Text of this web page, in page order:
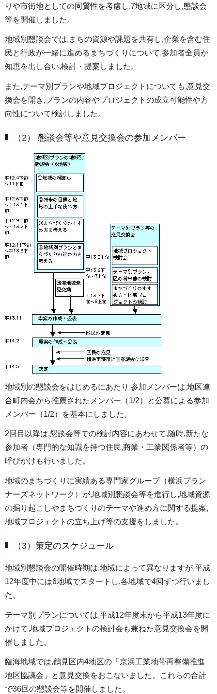
りや市街地としての同質性を考慮し,7地域に区分し,懇談会
等を開催しました。
地域別懇談会では,まちの資源や課題を共有し,企業を含む住
民と行政が一緒に進めるまちづくりについて,参加者全員が
知恵を出し合い,検討・提案しました。
また,テーマ別プランや地域プロジェクトについても,意見交
換会を開き,プランの内容やプロジェクトの成立可能性や方
向性について検討しました。
（2） 懇談会等や意見交換会の参加メンバー
地域別の懇談会をはじめるにあたり,参加メンバーは,地区連
合町内会から推薦されたメンバー（1/2）と公募による参加
メンバー（1/2）を基本にしました。
2回目以降は,懇談会等での検討内容にあわせて,随時,新たな
参加者（専門的な知識を持つ住民,商業・工業関係者等）の
呼びかけも行いました。
地域のまちづくりに実績ある専門家グループ（横浜プラン
ナーズネットワーク）が,地域別懇談会等を進行し,地域資源
の掘り起こしやまちづくりのテーマや進め方に関する提案,
地域プロジェクトの立ち上げ等の支援をしました。
（3）策定のスケジュール
地域別懇談会の開催時期は,地域によって異なりますが,平成
12年度中には6地域でスタートし,各地域で4回ずつ行いまし
た。
テーマ別プランについては,平成12年度末から平成13年度に
かけて,地域プロジェクトの検討会も兼ねた意見交換会を開
催しました。
臨海地域では,鶴見区内4地区の「京浜工業地帯再整備推進
地区協議会」と意見交換をおこないました。これらの合計
で36回の懇談会等を開催しました。